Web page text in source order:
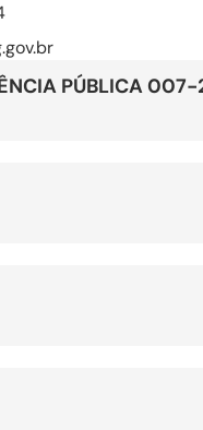
PÚBLICA